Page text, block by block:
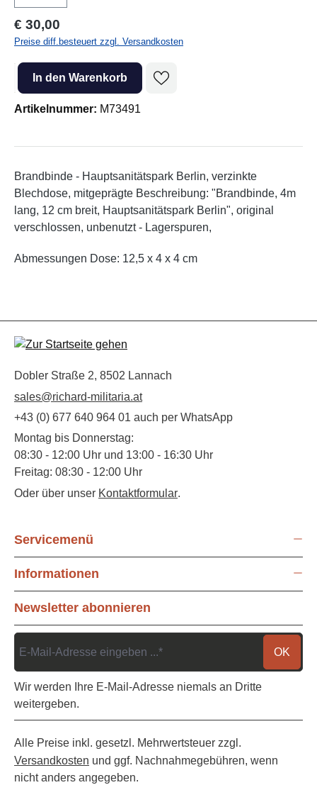
Regulärer Preis:
€ 30,00
Preise diff.besteuert zzgl. Versandkosten
Produkt Anzahl: Gib den gewünschten Wert ein oder benutze die
In den Warenkorb
Artikelnummer: M73491
Brandbinde - Hauptsanitätspark Berlin, verzinkte
Blechdose, mitgeprägte Beschreibung: "Brandbinde, 4m
lang, 12 cm breit, Hauptsanitätspark Berlin", original
verschlossen, unbenutzt - Lagerspuren,
Abmessungen Dose: 12,5 x 4 x 4 cm
Dobler Straße 2, 8502 Lannach
sales@richard-militaria.at
+43 (0) 677 640 964 01 auch per WhatsApp
Montag bis Donnerstag:
08:30 - 12:00 Uhr und 13:00 - 16:30 Uhr
Freitag: 08:30 - 12:00 Uhr
Oder über unser Kontaktformular.
Servicemenü
Informationen
Newsletter abonnieren
OK
Wir werden Ihre E-Mail-Adresse niemals an Dritte
weitergeben.
Alle Preise inkl. gesetzl. Mehrwertsteuer zzgl.
Versandkosten und ggf. Nachnahmegebühren, wenn
nicht anders angegeben.